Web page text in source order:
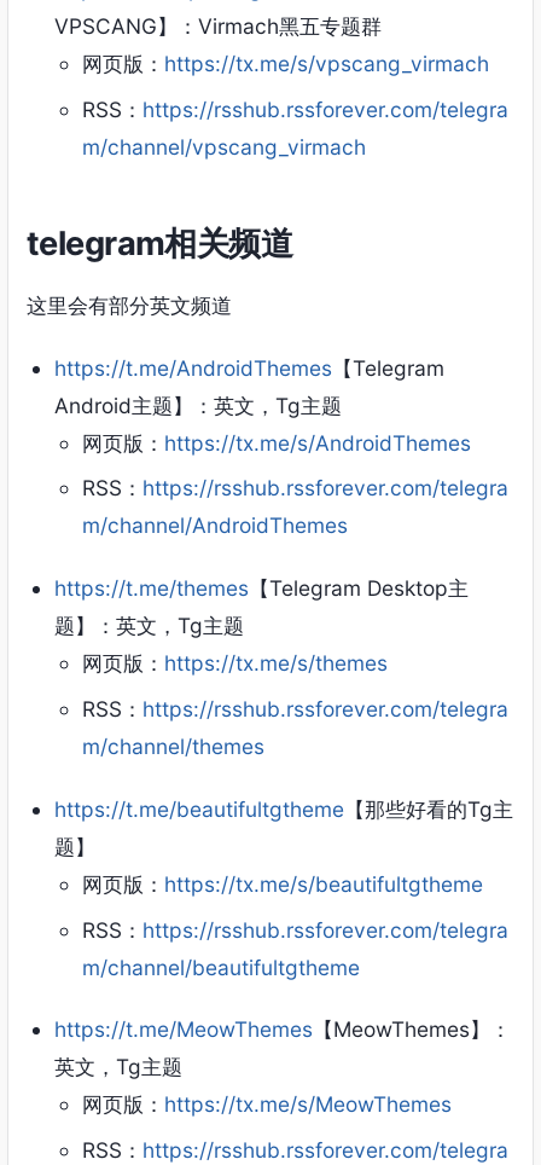
VPSCANG】：Virmach黑五专题群
网页版： https://tx.me/s/vpscang_virmach
RSS： https://rsshub.rssforever.com/telegra
m/channel/vpscang_virmach
telegram相关频道
这里会有部分英文频道
https://t.me/AndroidThemes 【Telegram
Android主题】：英文，Tg主题
网页版： https://tx.me/s/AndroidThemes
RSS： https://rsshub.rssforever.com/telegra
m/channel/AndroidThemes
https://t.me/themes 【Telegram Desktop主
题】：英文，Tg主题
网页版： https://tx.me/s/themes
RSS： https://rsshub.rssforever.com/telegra
m/channel/themes
https://t.me/beautifultgtheme 【那些好看的Tg主
题】
网页版： https://tx.me/s/beautifultgtheme
RSS： https://rsshub.rssforever.com/telegra
m/channel/beautifultgtheme
https://t.me/MeowThemes 【MeowThemes】：
英文，Tg主题
网页版： https://tx.me/s/MeowThemes
RSS： https://rsshub.rssforever.com/telegra